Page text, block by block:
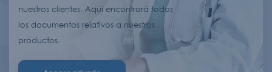
nuestros clientes. Aquí encontrará todos
los documentos relativos a nuestros
productos.